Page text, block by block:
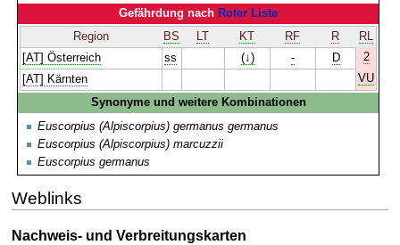
Gefährdung nach Roter Liste
Region
BS LT KT RF R
RL
[AT] Österreich
ss (↓) - D
2
[AT] Kärnten
VU
Synonyme und weitere Kombinationen
Euscorpius (Alpiscorpius) germanus germanus
Euscorpius (Alpiscorpius) marcuzzii
Euscorpius germanus
Weblinks
Nachweis- und Verbreitungskarten